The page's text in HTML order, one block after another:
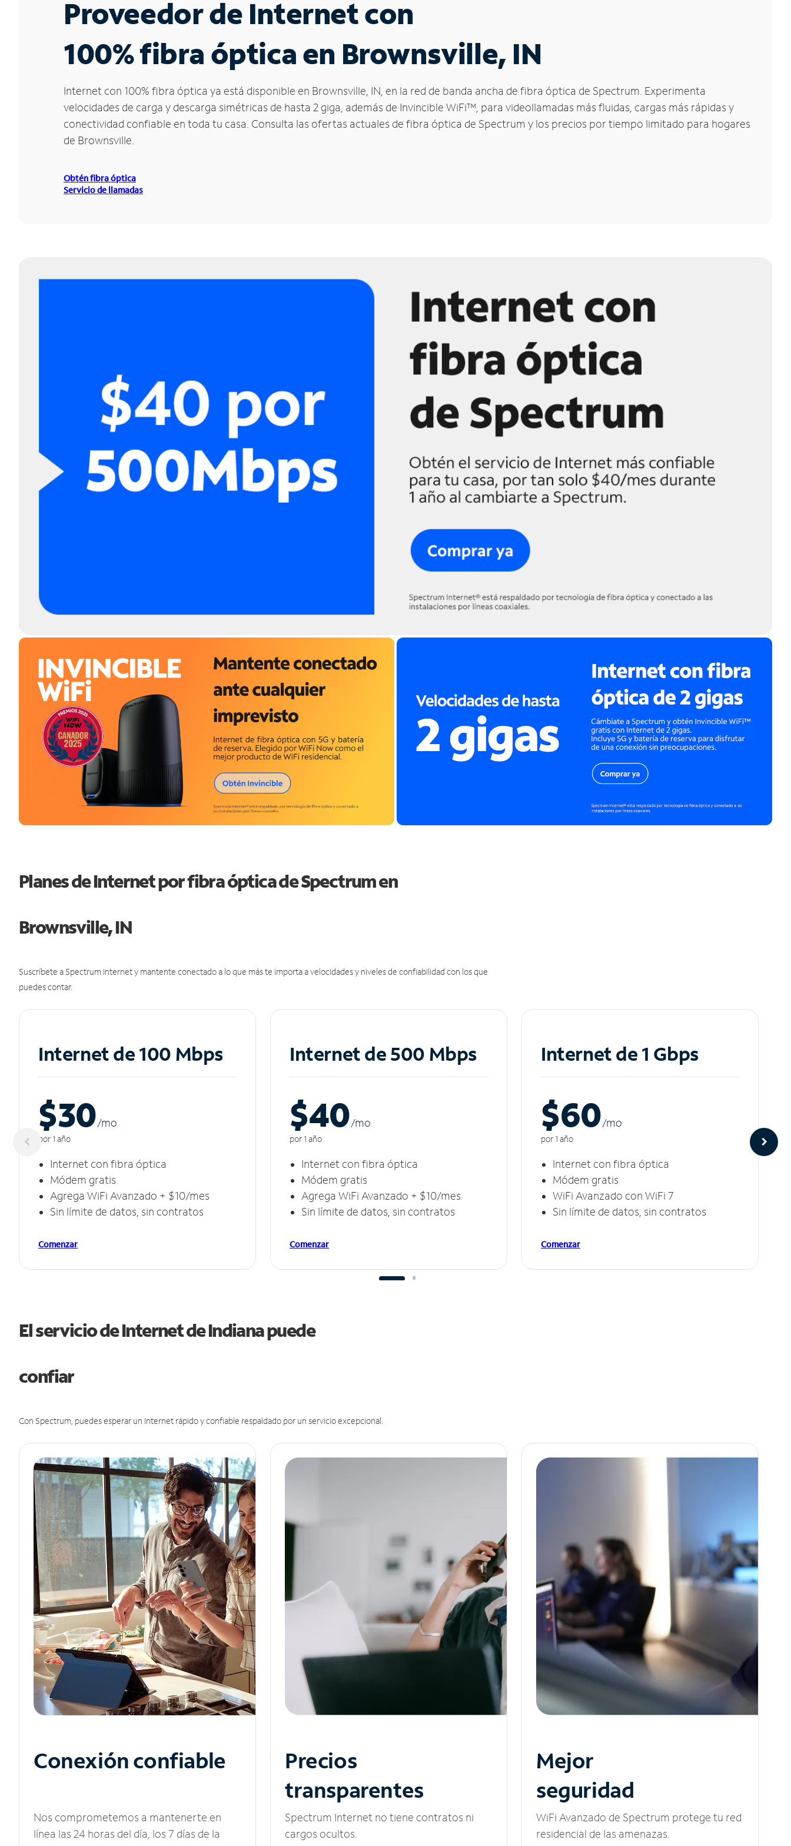
Proveedor de Internet con
100% fibra óptica en Brownsville, IN
Internet con 100% fibra óptica ya está disponible en Brownsville, IN, en la red de banda ancha de fibra óptica de Spectrum. Experimenta
velocidades de carga y descarga simétricas de hasta 2 giga, además de Invincible WiFi™, para videollamadas más fluidas, cargas más rápidas y
conectividad confiable en toda tu casa. Consulta las ofertas actuales de fibra óptica de Spectrum y los precios por tiempo limitado para hogares
de Brownsville.
Obtén fibra óptica
Servicio de llamadas
Planes de Internet por fibra óptica de Spectrum en
Brownsville, IN
Suscríbete a Spectrum Internet y mantente conectado a lo que más te importa a velocidades y niveles de confiabilidad con los que
puedes contar.
Internet de 100 Mbps
$30/mo
por 1 año
Internet con fibra óptica
Módem gratis
Agrega WiFi Avanzado + $10/mes
Sin límite de datos, sin contratos
Comenzar
Internet de 500 Mbps
$40/mo
por 1 año
Internet con fibra óptica
Módem gratis
Agrega WiFi Avanzado + $10/mes
Sin límite de datos, sin contratos
Comenzar
Internet de 1 Gbps
$60/mo
por 1 año
Internet con fibra óptica
Módem gratis
WiFi Avanzado con WiFi 7
Sin límite de datos, sin contratos
Comenzar
El servicio de Internet de Indiana puede
confiar
Con Spectrum, puedes esperar un Internet rápido y confiable respaldado por un servicio excepcional.
Conexión confiable
Nos comprometemos a mantenerte en
línea las 24 horas del día, los 7 días de la
Precios
transparentes
Spectrum Internet no tiene contratos ni
cargos ocultos.
Mejor
seguridad
WiFi Avanzado de Spectrum protege tu red
residencial de las amenazas.